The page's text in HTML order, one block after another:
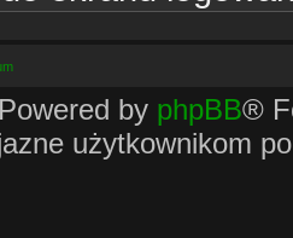
Powered by phpBB®
użytkownikom